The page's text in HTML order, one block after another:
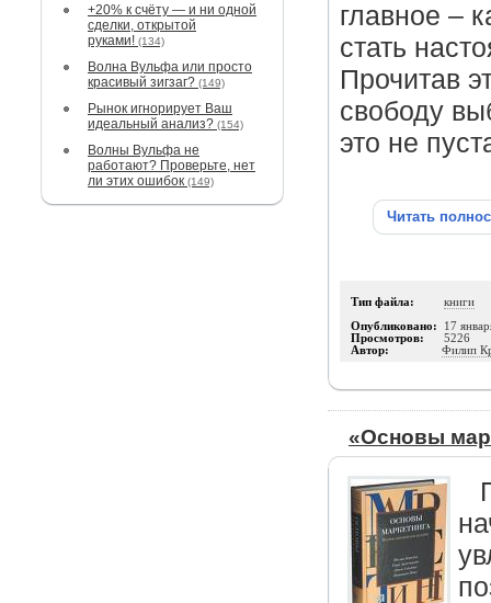
+20% к счёту — и ни одной
сделки, открытой
руками! (134)
Волна Вульфа или просто
красивый зигзаг? (149)
Рынок игнорирует Ваш
идеальный анализ? (154)
Волны Вульфа не
работают? Проверьте, нет
ли этих ошибок (149)
главное –
стать
Прочитав
свободу
это не
Читать
Тип файла: книги
Опубликовано: 17
Просмотров: 5226
Автор: Филип
«Основы